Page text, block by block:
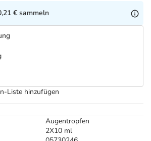
Augentropfen
2X10 ml
€ sammeln
Liste hinzufügen